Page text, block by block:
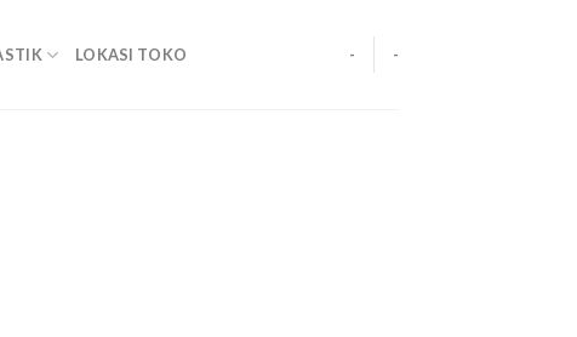
LOKASI TOKO - -